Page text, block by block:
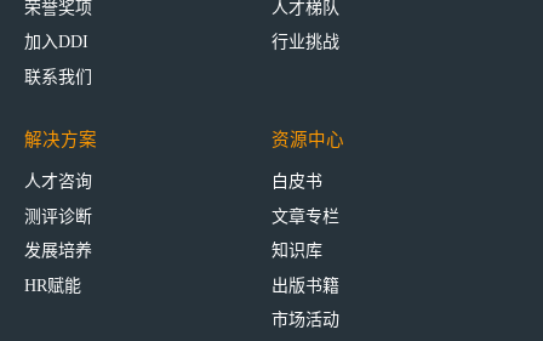
荣誉奖项
加入DDI
联系我们
人才梯队
行业挑战
解决方案
人才咨询
测评诊断
发展培养
HR赋能
资源中心
白皮书
文章专栏
知识库
出版书籍
市场活动